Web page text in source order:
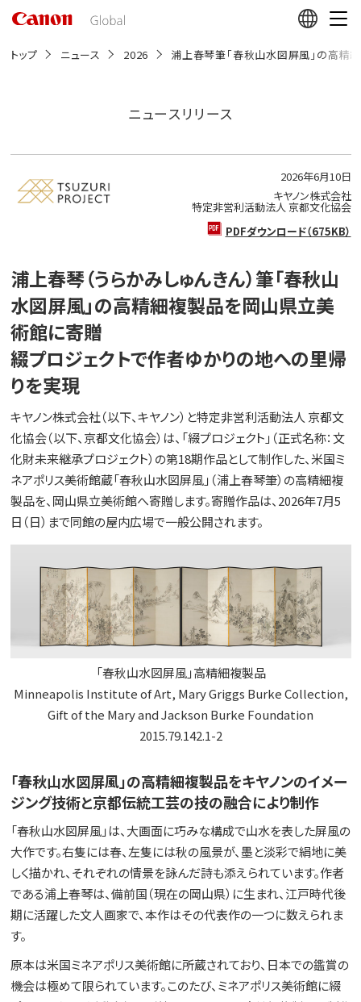
動
トップ ニュース 2026 浦上春琴筆「春秋山水図屏風」の高精
ニュースリリース
2026年6月10日
キヤノン株式会社
特定非営利活動法人 京都文化協会
PDFダウンロード（675KB）
浦上春琴（うらかみしゅんきん）筆「春秋山
水図屏風」の高精細複製品を岡山県立美
術館に寄贈
綴プロジェクトで作者ゆかりの地への里帰
りを実現
キヤノン株式会社（以下、キヤノン）と特定非営利活動法人 京都文
化協会（以下、京都文化協会）は、「綴プロジェクト」（正式名称：文
化財未来継承プロジェクト）の第18期作品として制作した、米国ミ
ネアポリス美術館蔵「春秋山水図屏風」（浦上春琴筆）の高精細複
製品を、岡山県立美術館へ寄贈します。寄贈作品は、2026年7月5
日（日）まで同館の屋内広場で一般公開されます。
「春秋山水図屏風」高精細複製品
Minneapolis Institute of Art, Mary Griggs Burke Collection,
Gift of the Mary and Jackson Burke Foundation
2015.79.142.1-2
「春秋山水図屏風」の高精細複製品をキヤノンのイメー
ジング技術と京都伝統工芸の技の融合により制作
「春秋山水図屏風」は、大画面に巧みな構成で山水を表した屏風の
大作です。右隻には春、左隻には秋の風景が、墨と淡彩で絹地に美
しく描かれ、それぞれの情景を詠んだ詩も添えられています。作者
である浦上春琴は、備前国（現在の岡山県）に生まれ、江戸時代後
期に活躍した文人画家で、本作はその代表作の一つに数えられま
す。
原本は米国ミネアポリス美術館に所蔵されており、日本での鑑賞の
機会は極めて限られています。このたび、ミネアポリス美術館に綴